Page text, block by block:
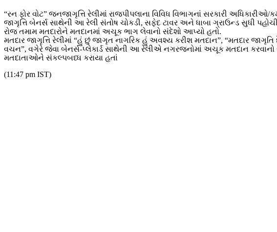
“રન ફોર વોટ” જનજાગૃત્તિ રેલીમાં રાજપીપલાના વિવિધ વિભાગનાં સરકારી
જાગૃત્તિ બેનર્સ સાથેની આ રેલી સંતોષ ચોકડી, સફેદ ટાવર અને ધાબા ગ્રાઉન્ડ સુધી
રોજ તમામ મતદારોને મતદાનમાં અચૂક ભાગ લેવાનો સંદેશો આપ્યો હતો.
મતદાર જાગૃત્તિ રેલીમાં “હું છું જાગૃત નાગરિક હું અવશ્ય કરીશ મતદાન”, “મતદાર
વચન”, વગેરે જેવા બેનર્સ-પ્લેકાર્ડ સાથેની આ રેલીએ નગરજનોમાં અચૂક મતદાન
મતદાતાઓને સંકલ્પબધ્ધ કરાયા હતાં
(11:47 pm IST)